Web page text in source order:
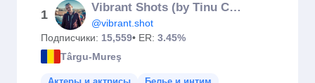
1
Vibrant Shots (by Tinu Coman)
@vibrant.shot
Подписчики: 15,559• ER: 3.45%
Târgu-Mureş